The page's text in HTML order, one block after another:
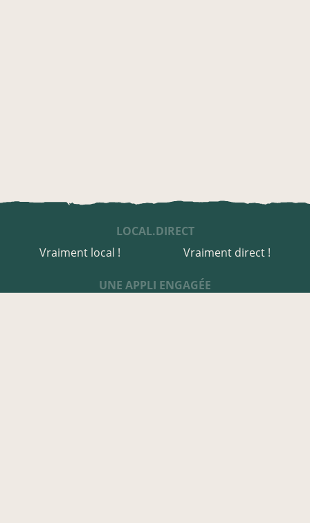
LOCAL.DIRECT
Vraiment local !
Vraiment direct !
UNE APPLI ENGAGÉE